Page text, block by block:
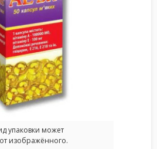
упаковки может
изображённого.